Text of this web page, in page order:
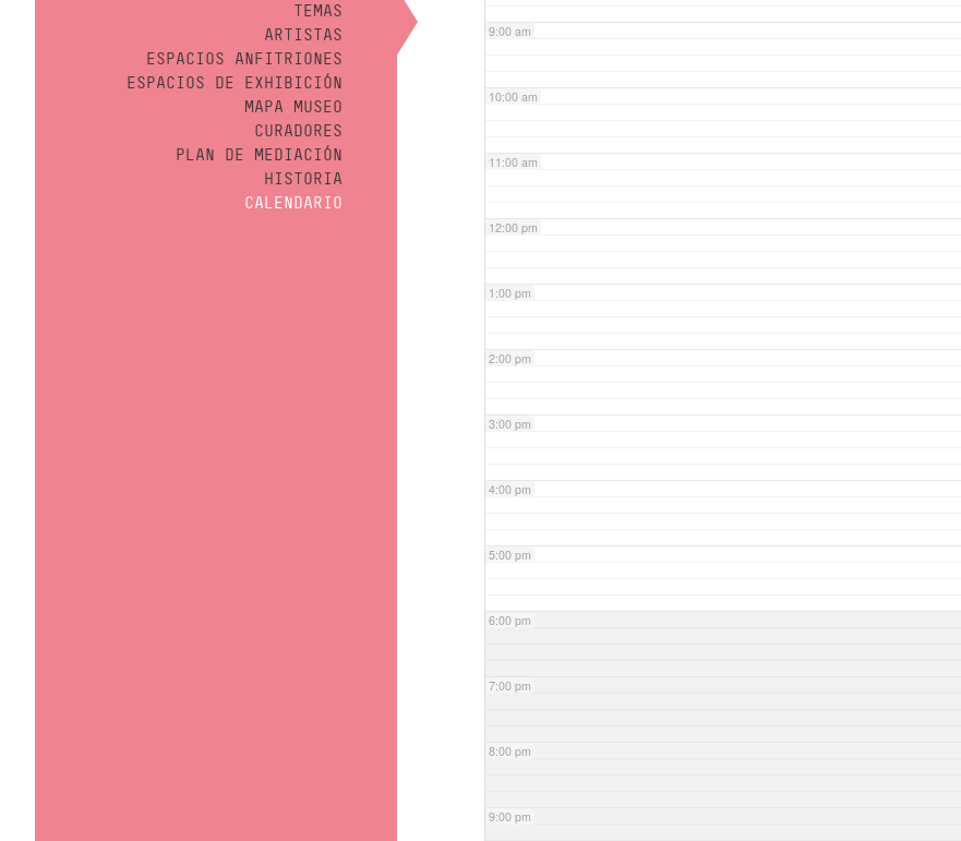
TEMAS
ARTISTAS
ESPACIOS ANFITRIONES
ESPACIOS DE EXHIBICIÓN
MAPA MUSEO
CURADORES
PLAN DE MEDIACIÓN
HISTORIA
CALENDARIO
9:00 am
10:00 am
11:00 am
12:00 pm
1:00 pm
2:00 pm
3:00 pm
4:00 pm
5:00 pm
6:00 pm
7:00 pm
8:00 pm
9:00 pm